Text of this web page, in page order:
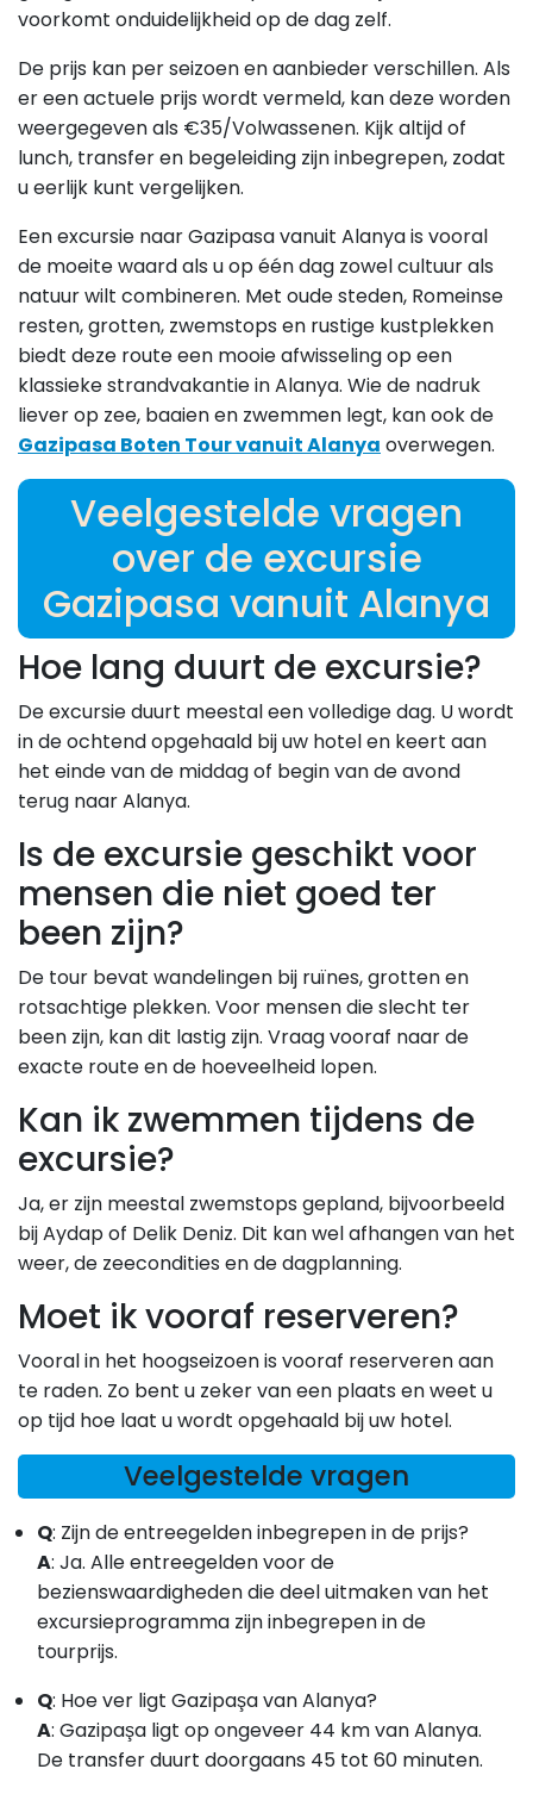
voorkomt onduidelijkheid op de dag zelf.
De prijs kan per seizoen en aanbieder verschillen. Als
er een actuele prijs wordt vermeld, kan deze worden
weergegeven als €35/Volwassenen. Kijk altijd of
lunch, transfer en begeleiding zijn inbegrepen, zodat
u eerlijk kunt vergelijken.
Een excursie naar Gazipasa vanuit Alanya is vooral
de moeite waard als u op één dag zowel cultuur als
natuur wilt combineren. Met oude steden, Romeinse
resten, grotten, zwemstops en rustige kustplekken
biedt deze route een mooie afwisseling op een
klassieke strandvakantie in Alanya. Wie de nadruk
liever op zee, baaien en zwemmen legt, kan ook de
Gazipasa Boten Tour vanuit Alanya overwegen.
Veelgestelde vragen
over de excursie
Gazipasa vanuit Alanya
Hoe lang duurt de excursie?
De excursie duurt meestal een volledige dag. U wordt
in de ochtend opgehaald bij uw hotel en keert aan
het einde van de middag of begin van de avond
terug naar Alanya.
Is de excursie geschikt voor
mensen die niet goed ter
been zijn?
De tour bevat wandelingen bij ruïnes, grotten en
rotsachtige plekken. Voor mensen die slecht ter
been zijn, kan dit lastig zijn. Vraag vooraf naar de
exacte route en de hoeveelheid lopen.
Kan ik zwemmen tijdens de
excursie?
Ja, er zijn meestal zwemstops gepland, bijvoorbeeld
bij Aydap of Delik Deniz. Dit kan wel afhangen van het
weer, de zeecondities en de dagplanning.
Moet ik vooraf reserveren?
Vooral in het hoogseizoen is vooraf reserveren aan
te raden. Zo bent u zeker van een plaats en weet u
op tijd hoe laat u wordt opgehaald bij uw hotel.
Veelgestelde vragen
Q: Zijn de entreegelden inbegrepen in de prijs?
A: Ja. Alle entreegelden voor de
bezienswaardigheden die deel uitmaken van het
excursieprogramma zijn inbegrepen in de
tourprijs.
Q: Hoe ver ligt Gazipaşa van Alanya?
A: Gazipaşa ligt op ongeveer 44 km van Alanya.
De transfer duurt doorgaans 45 tot 60 minuten.